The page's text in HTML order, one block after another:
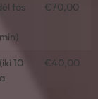
tos
€70,00
10
€40,00